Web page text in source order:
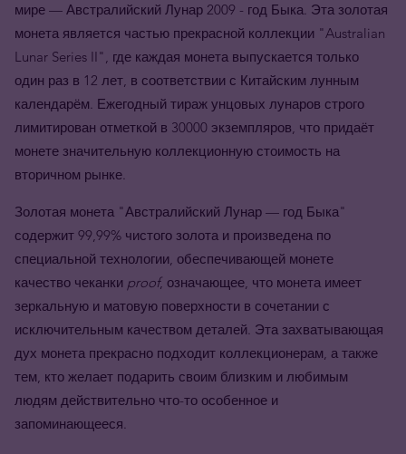
мире — Австралийский Лунар 2009 - год Быка. Эта золотая
монета является частью прекрасной коллекции "Australian
Lunar Series II", где каждая монета выпускается только
один раз в 12 лет, в соответствии с Китайским лунным
календарём. Ежегодный тираж унцовых лунаров строго
лимитирован отметкой в 30000 экземпляров, что придаёт
монете значительную коллекционную стоимость на
вторичном рынке.
Золотая монета "Австралийский Лунар — год Быка"
содержит 99,99% чистого золота и произведена по
специальной технологии, обеспечивающей монете
качество чеканки proof, означающее, что монета имеет
зеркальную и матовую поверхности в сочетании с
исключительным качеством деталей. Эта захватывающая
дух монета прекрасно подходит коллекционерам, а также
тем, кто желает подарить своим близким и любимым
людям действительно что-то особенное и
запоминающееся.